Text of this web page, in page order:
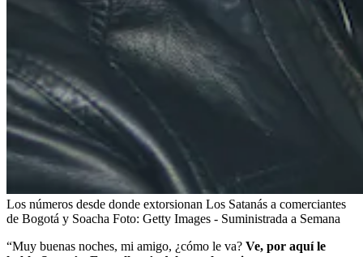
Los números desde donde extorsionan Los Satanás a comerciantes
de Bogotá y Soacha Foto: Getty Images - Suministrada a Semana
“Muy buenas noches, mi amigo, ¿cómo le va? Ve, por aquí le